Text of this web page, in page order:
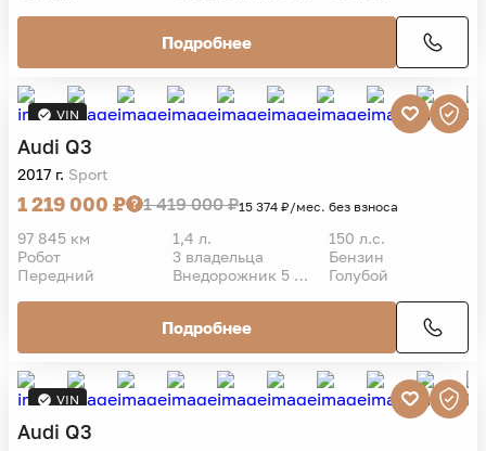
Подробнее
VIN
Audi
1 219 000 ₽ 1 419 000 ₽ 15 374 ₽/мес. без взноса
97 845 км 1,4 л.
150 л.с.
Робот
Передний